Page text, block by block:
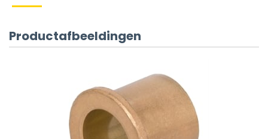
Productafbeeldingen